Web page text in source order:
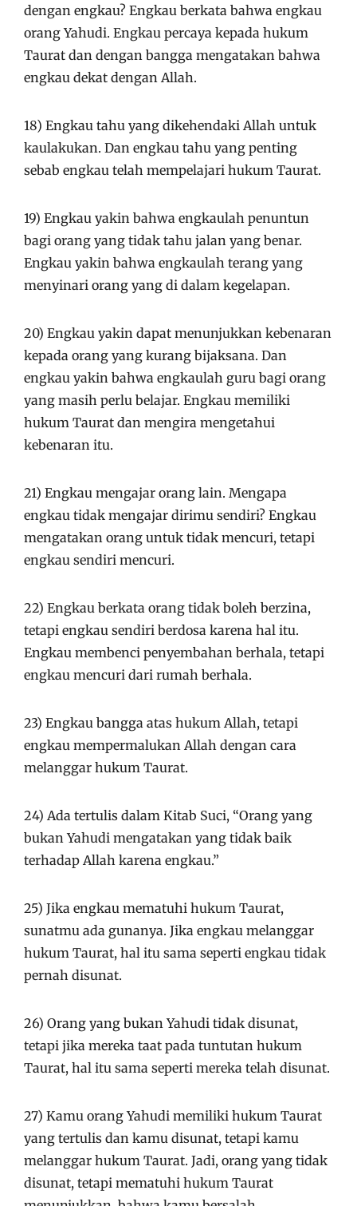
dengan engkau? Engkau berkata bahwa engkau
orang Yahudi. Engkau percaya kepada hukum
Taurat dan dengan bangga mengatakan bahwa
engkau dekat dengan Allah.
18) Engkau tahu yang dikehendaki Allah untuk
kaulakukan. Dan engkau tahu yang penting
sebab engkau telah mempelajari hukum Taurat.
19) Engkau yakin bahwa engkaulah penuntun
bagi orang yang tidak tahu jalan yang benar.
Engkau yakin bahwa engkaulah terang yang
menyinari orang yang di dalam kegelapan.
20) Engkau yakin dapat menunjukkan kebenaran
kepada orang yang kurang bijaksana. Dan
engkau yakin bahwa engkaulah guru bagi orang
yang masih perlu belajar. Engkau memiliki
hukum Taurat dan mengira mengetahui
kebenaran itu.
21) Engkau mengajar orang lain. Mengapa
engkau tidak mengajar dirimu sendiri? Engkau
mengatakan orang untuk tidak mencuri, tetapi
engkau sendiri mencuri.
22) Engkau berkata orang tidak boleh berzina,
tetapi engkau sendiri berdosa karena hal itu.
Engkau membenci penyembahan berhala, tetapi
engkau mencuri dari rumah berhala.
23) Engkau bangga atas hukum Allah, tetapi
engkau mempermalukan Allah dengan cara
melanggar hukum Taurat.
24) Ada tertulis dalam Kitab Suci, “Orang yang
bukan Yahudi mengatakan yang tidak baik
terhadap Allah karena engkau.”
25) Jika engkau mematuhi hukum Taurat,
sunatmu ada gunanya. Jika engkau melanggar
hukum Taurat, hal itu sama seperti engkau tidak
pernah disunat.
26) Orang yang bukan Yahudi tidak disunat,
tetapi jika mereka taat pada tuntutan hukum
Taurat, hal itu sama seperti mereka telah disunat.
27) Kamu orang Yahudi memiliki hukum Taurat
yang tertulis dan kamu disunat, tetapi kamu
melanggar hukum Taurat. Jadi, orang yang tidak
disunat, tetapi mematuhi hukum Taurat